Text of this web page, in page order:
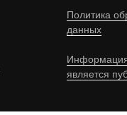
Политика
данных
является